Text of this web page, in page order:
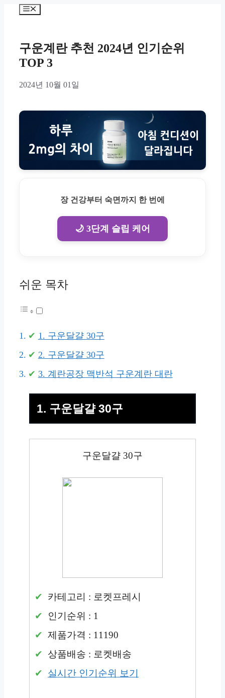
Menu
구운계란 추천 2024년 인기순위
TOP 3
2024년 10월 01일
장 건강부터 숙면까지 한 번에
🌙 3단계 슬립 케어
쉬운 목차
1. 구운달걀 30구
2. 구운달걀 30구
3. 계란공장 맥반석 구운계란 대란
1. 구운달걀 30구
구운달걀 30구
카테고리 : 로켓프레시
인기순위 : 1
제품가격 : 11190
상품배송 : 로켓배송
실시간 인기순위 보기